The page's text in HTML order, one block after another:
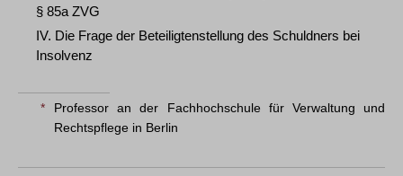
§ 85a ZVG
IV. Die Frage der Beteiligtenstellung des Schuldners bei
Insolvenz
*
Professor an der Fachhochschule für Verwaltung und
Rechtspflege in Berlin